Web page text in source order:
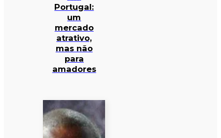
Portugal:
um
mercado
atrativo,
mas não
para
amadores